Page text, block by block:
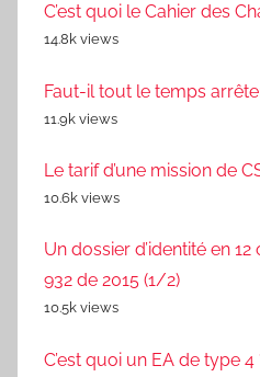
C’est quoi le Cahier des
14.8k views
Faut-il tout le temps
11.9k views
Le tarif d’une mission de
10.6k views
Un dossier d’identité en
932 de 2015 (1/2)
10.5k views
C’est quoi un EA de type 4